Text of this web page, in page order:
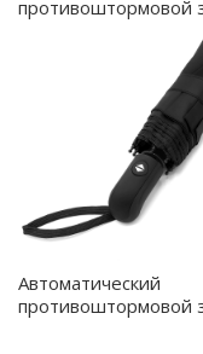
противоштормовой
Vortex To Go,
Автоматический
противоштормовой